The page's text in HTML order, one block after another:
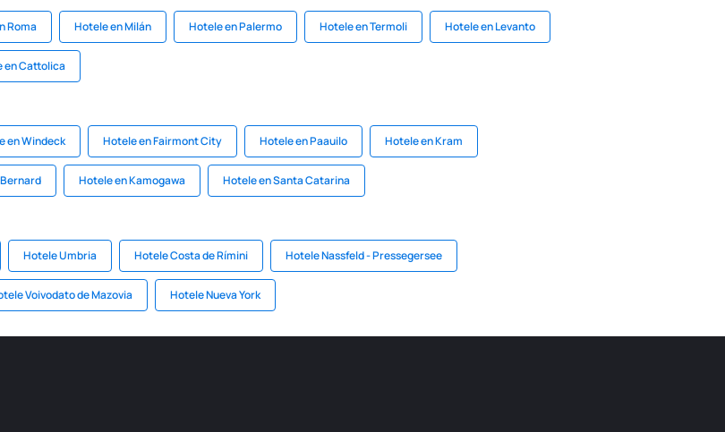
Roma Hotele en Milán Hotele en Palermo Hotele en Termoli Hotele en Levanto
en Cattolica
en Windeck Hotele en Fairmont City Hotele en Paauilo Hotele en Kram
Hotele en Kamogawa Hotele en Santa Catarina
Hotele Umbria Hotele Costa de Rímini Hotele Nassfeld - Pressegersee
Voivodato de Mazovia Hotele Nueva York